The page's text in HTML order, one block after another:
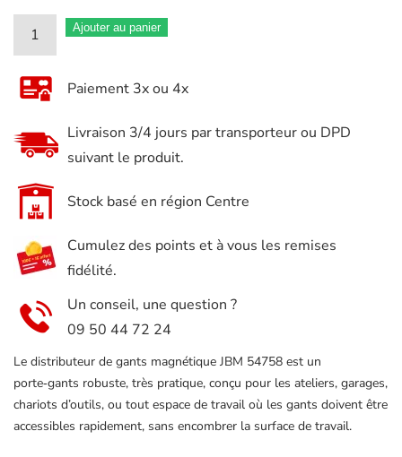
quantité
de
Distributeur
de
Magnétique
Réf:
Ajouter au panier
Paiement 3x ou 4x
Livraison 3/4 jours par transporteur ou DPD
suivant le produit.
Stock basé en région Centre
Cumulez des points et à vous les remises
fidélité.
Un conseil, une question ?
09 50 44 72 24
Le distributeur de gants magnétique JBM 54758 est un
porte‑gants robuste, très pratique, conçu pour les ateliers, garages,
chariots d’outils, ou tout espace de travail où les gants doivent être
accessibles rapidement, sans encombrer la surface de travail.